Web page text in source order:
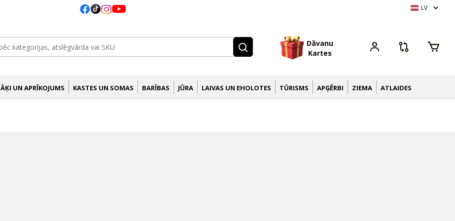
LV
Dāvanu
Kartes
ĀĶI UN APRĪKOJUMS KASTES UN SOMAS BARĪBAS JŪRA LAIVAS UN EHOLOTES TŪRISMS APĢĒRBI ZIEMA ATLAIDES